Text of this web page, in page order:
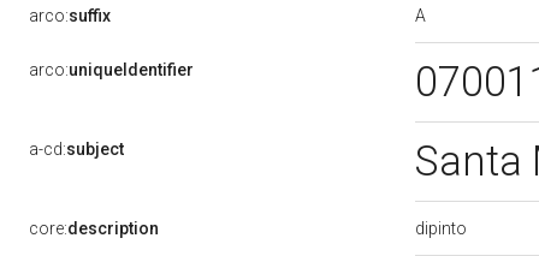
arco:suffix A
arco:uniqueIdentifier
a-cd:subject Santa
core:description dipinto